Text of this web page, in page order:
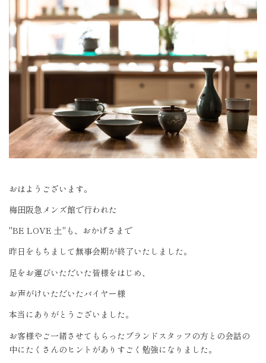
おはようございます。
梅田阪急メンズ館で行われた
"BE LOVE 土" も、おかげさまで
昨日をもちまして無事会期が終了いたしました。
足をお運びいただいた皆様をはじめ、
お声がけいただいたバイヤー様
本当にありがとうございました。
お客様やご一緒させてもらったブランドスタッフの方との会話の
中にたくさんのヒントがありすごく勉強になりました。